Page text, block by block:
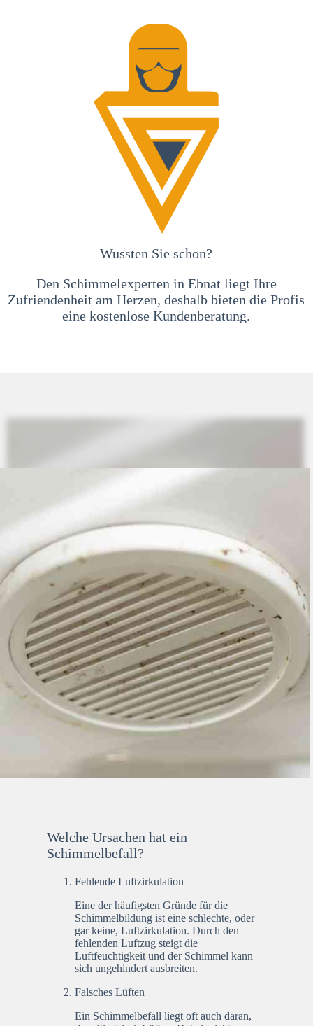
Wussten Sie schon?
Den Schimmelexperten in Ebnat liegt Ihre
Zufriendenheit am Herzen, deshalb bieten die Profis
eine kostenlose Kundenberatung.
Welche Ursachen hat ein
Schimmelbefall?
Fehlende Luftzirkulation
Eine der häufigsten Gründe für die
Schimmelbildung ist eine schlechte, oder
gar keine, Luftzirkulation. Durch den
fehlenden Luftzug steigt die
Luftfeuchtigkeit und der Schimmel kann
sich ungehindert ausbreiten.
Falsches Lüften
Ein Schimmelbefall liegt oft auch daran,